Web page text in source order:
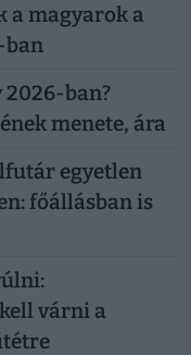
a magyarok a
ban
2026-ban?
menete, ára
egyetlen
főállásban is
várni a